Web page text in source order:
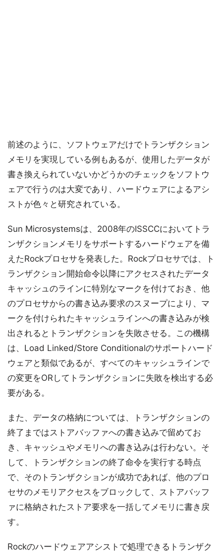
前述のように、ソフトウェアだけでトランザクション
メモリを実現している例もあるが、使用したデータが
書き換えられていないかどうかのチェックをソフトウ
ェアで行うのは大変であり、ハードウェアによるアシ
ストが色々と研究されている。
Sun Microsystemsは、2008年のISSCCにおいてトラ
ンザクションメモリをサポートするハードウェアを備
えたRockプロセサを発表した。Rockプロセサでは、ト
ランザクション開始命令以降にアクセスされたデータ
キャッシュのラインに特別なマークを付けておき、他
のプロセサからの書き込み要求のスヌープにより、マ
ークを付けられたキャッシュラインへの書き込みが検
出されるとトランザクションを失敗させる。この機構
は、Load Linked/Store Conditionalのサポートハード
ウェアと類似であるが、すべてのキャッシュラインで
の変更をORしてトランザクションに失敗を検出する必
要がある。
また、データの格納については、トランザクションの
終了まではストアバッファへの書き込みで留めてお
き、キャッシュやメモリへの書き込みは行わない。そ
して、トランザクションの終了命令を実行する時点
で、そのトランザクションが成功であれば、他のプロ
セサのメモリアクセスをブロックして、ストアバッフ
ァに格納されたストア要求を一括してメモリに書き戻
す。
Rockのハードウェアアシストで処理できるトランザク